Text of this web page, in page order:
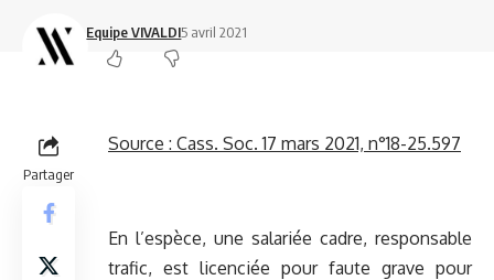
Equipe VIVALDI5 avril 2021
Partager
Source : Cass. Soc. 17 mars 2021, n°18-25.597
En l’espèce, une salariée cadre, responsable
trafic, est licenciée pour faute grave pour